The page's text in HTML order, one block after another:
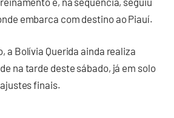
embarca com destino ao Piauí.
a Bolívia Querida ainda realiza
na tarde deste sábado, já em solo
finais.